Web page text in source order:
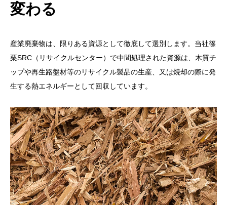
変わる
産業廃棄物は、限りある資源として徹底して選別します。当社篠
栗SRC（リサイクルセンター）で中間処理された資源は、木質チ
ップや再生路盤材等のリサイクル製品の生産、又は焼却の際に発
生する熱エネルギーとして回収しています。